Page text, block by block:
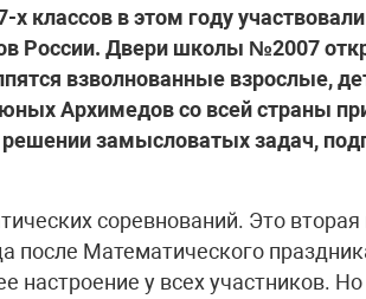
классов в этом году
России. Двери школы №2007
взволнованные взрослые,
Архимедов со всей страны
замысловатых задач,
соревнований. Это
после Математического
настроение у всех участников.